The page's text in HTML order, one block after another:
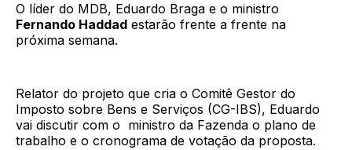
O líder do MDB, Eduardo Braga e o ministro
Fernando Haddad estarão frente a frente na
próxima semana.
Relator do projeto que cria o Comitê Gestor do
Imposto sobre Bens e Serviços (CG-IBS), Eduardo
vai discutir com o ministro da Fazenda o plano de
trabalho e o cronograma de votação da proposta.